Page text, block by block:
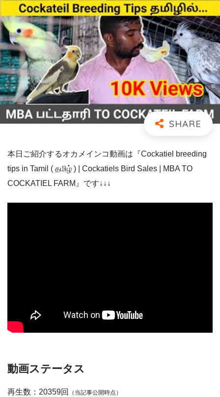
本日ご紹介するオカメインコ動画は『Cockatiel breeding
tips in Tamil ( தமிழ் ) | Cockatiels Bird Sales | MBA TO
COCKATIEL FARM』です↓↓↓
動画ステータス
再生数：20359回 （当記事公開時点）